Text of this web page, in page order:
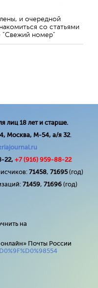
и очередной
со статьями
"Свежий номер"
лиц 18 лет и старше.
Москва, М-54, а/я 32.
22, +7 (916) 959-88-22
71458, 71695(год)
71459, 71696 (год)
на
Почты России